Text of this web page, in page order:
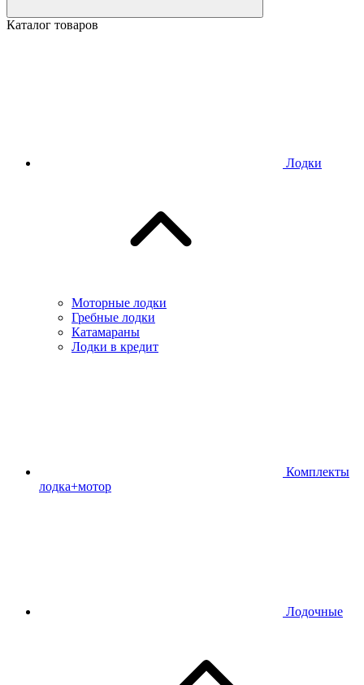
Каталог товаров
Лодки
Моторные лодки
Гребные лодки
Катамараны
Лодки в кредит
Комплекты
лодка+мотор
Лодочные